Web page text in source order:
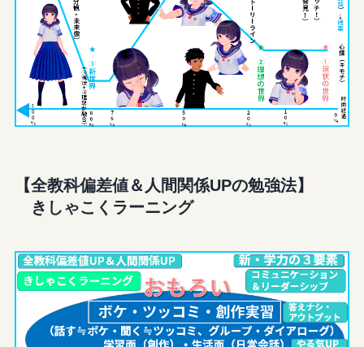
【全教科偏差値＆人間関係UPの勉強法】
きしゃこくラーニング